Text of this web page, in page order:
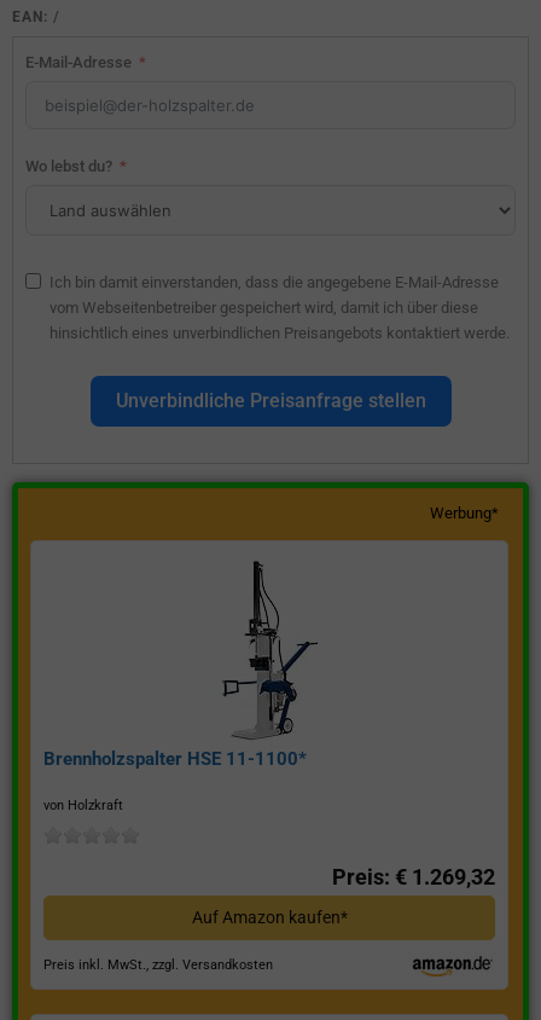
EAN: /
E-Mail-Adresse
Wo lebst du?
Ich bin damit einverstanden, dass die angegebene E-Mail-Adresse
vom Webseitenbetreiber gespeichert wird, damit ich über diese
hinsichtlich eines unverbindlichen Preisangebots kontaktiert werde.
Unverbindliche Preisanfrage stellen
Werbung*
Brennholzspalter HSE 11-1100*
von Holzkraft
Preis: € 1.269,32
Auf Amazon kaufen*
Preis inkl. MwSt., zzgl. Versandkosten